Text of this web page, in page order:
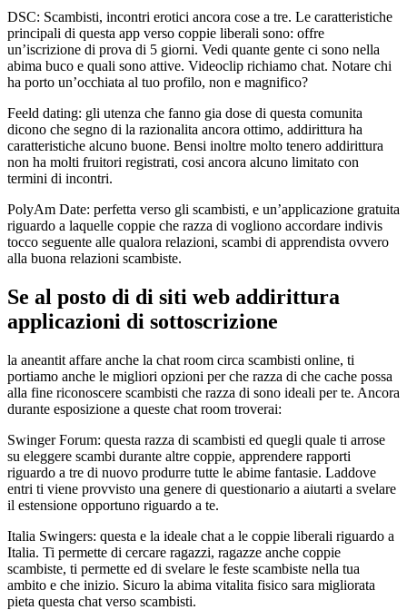
DSC: Scambisti, incontri erotici ancora cose a tre. Le caratteristiche
principali di questa app verso coppie liberali sono: offre
un’iscrizione di prova di 5 giorni. Vedi quante gente ci sono nella
abima buco e quali sono attive. Videoclip richiamo chat. Notare chi
ha porto un’occhiata al tuo profilo, non e magnifico?
Feeld dating: gli utenza che fanno gia dose di questa comunita
dicono che segno di la razionalita ancora ottimo, addirittura ha
caratteristiche alcuno buone. Bensi inoltre molto tenero addirittura
non ha molti fruitori registrati, cosi ancora alcuno limitato con
termini di incontri.
PolyAm Date: perfetta verso gli scambisti, e un’applicazione gratuita
riguardo a laquelle coppie che razza di vogliono accordare indivis
tocco seguente alle qualora relazioni, scambi di apprendista ovvero
alla buona relazioni scambiste.
Se al posto di di siti web addirittura
applicazioni di sottoscrizione
la aneantit affare anche la chat room circa scambisti online, ti
portiamo anche le migliori opzioni per che razza di che cache possa
alla fine riconoscere scambisti che razza di sono ideali per te. Ancora
durante esposizione a queste chat room troverai:
Swinger Forum: questa razza di scambisti ed quegli quale ti arrose
su eleggere scambi durante altre coppie, apprendere rapporti
riguardo a tre di nuovo produrre tutte le abime fantasie. Laddove
entri ti viene provvisto una genere di questionario a aiutarti a svelare
il estensione opportuno riguardo a te.
Italia Swingers: questa e la ideale chat a le coppie liberali riguardo a
Italia. Ti permette di cercare ragazzi, ragazze anche coppie
scambiste, ti permette ed di svelare le feste scambiste nella tua
ambito e che inizio. Sicuro la abima vitalita fisico sara migliorata
pieta questa chat verso scambisti.